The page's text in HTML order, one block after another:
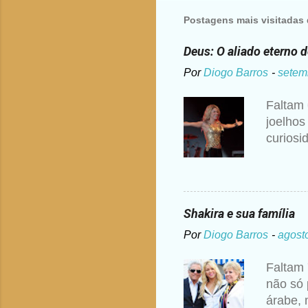
Postagens mais visitadas
Deus: O aliado eterno
PorDiogo Barros -
Faltam
ouvir
pedido
anos
para
Shakira e sua família
PorDiogo Barros -
Faltam
não só
árabe,